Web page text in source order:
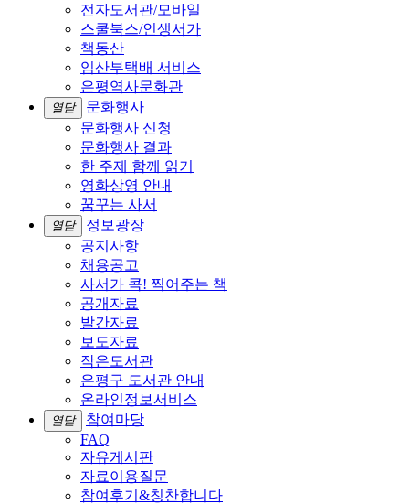
전자도서관/모바일
스쿨북스/인생서가
책동산
임산부택배 서비스
은평역사문화관
열닫
문화행사
문화행사 신청
문화행사 결과
한 주제 함께 읽기
영화상영 안내
꿈꾸는 사서
열닫
정보광장
공지사항
채용공고
사서가 콕! 찍어주는 책
공개자료
발간자료
보도자료
작은도서관
은평구 도서관 안내
온라인정보서비스
열닫
참여마당
FAQ
자유게시판
자료이용질문
참여후기&칭찬합니다